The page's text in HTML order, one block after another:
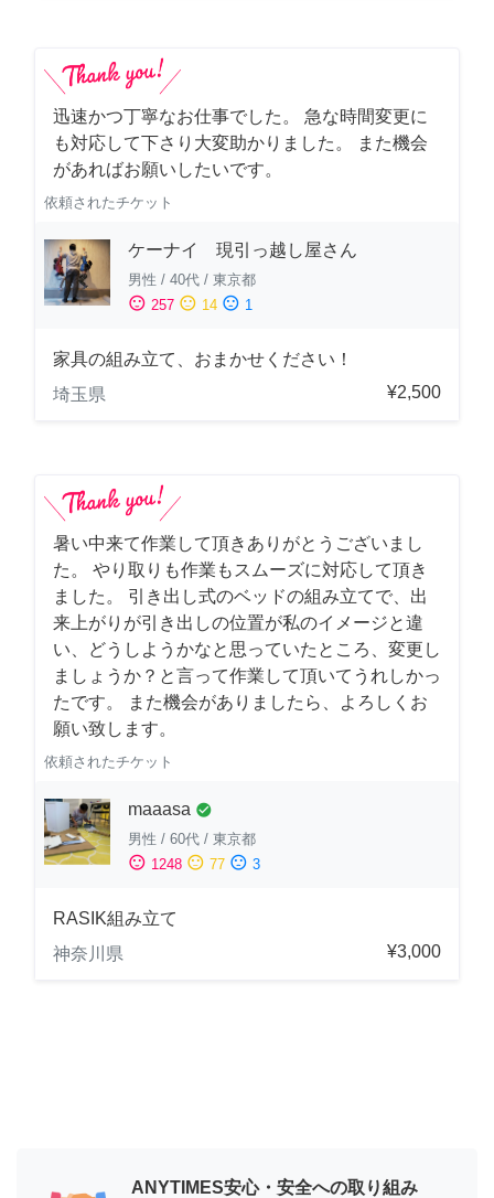
迅速かつ丁寧なお仕事でした。 急な時間変更に
も対応して下さり大変助かりました。 また機会
があればお願いしたいです。
依頼されたチケット
ケーナイ 現引っ越し屋さん
男性 / 40代 / 東京都
sentiment_satisfied 257 sentiment_neutral 14 sentiment_dissatisfied 1
家具の組み立て、おまかせください！
埼玉県
¥2,500
暑い中来て作業して頂きありがとうございまし
た。 やり取りも作業もスムーズに対応して頂き
ました。 引き出し式のベッドの組み立てで、出
来上がりが引き出しの位置が私のイメージと違
い、どうしようかなと思っていたところ、変更し
ましょうか？と言って作業して頂いてうれしかっ
たです。 また機会がありましたら、よろしくお
願い致します。
依頼されたチケット
maaasa check_circle
男性 / 60代 / 東京都
sentiment_satisfied 1248 sentiment_neutral 77 sentiment_dissatisfied 3
RASIK組み立て
神奈川県
¥3,000
ANYTIMES安心・安全への取り組み